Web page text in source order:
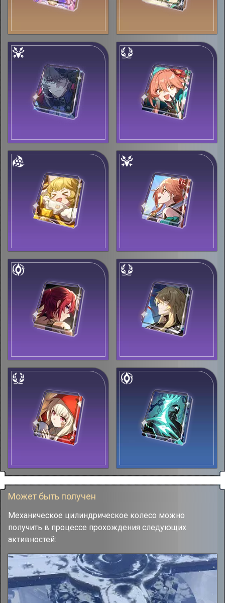
Может быть получен
Механическое цилиндрическое колесо можно
получить в процессе прохождения следующих
активностей: